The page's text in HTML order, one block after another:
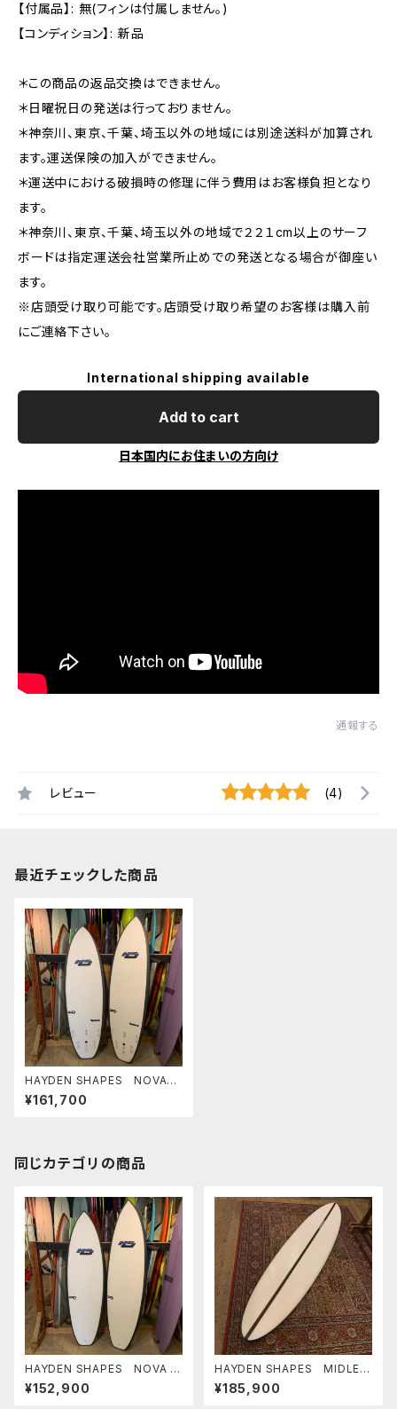
【付属品】: 無(フィンは付属しません。)
【コンディション】: 新品
＊この商品の返品交換はできません。
＊日曜祝日の発送は行っておりません。
＊神奈川、東京、千葉、埼玉以外の地域には別途送料が加算され
ます。運送保険の加入ができません。
＊運送中における破損時の修理に伴う費用はお客様負担となり
ます。
＊神奈川、東京、千葉、埼玉以外の地域で２２１cm以上のサーフ
ボードは指定運送会社営業所止めでの発送となる場合が御座い
ます。
※店頭受け取り可能です。店頭受け取り希望のお客様は購入前
にご連絡下さい。
International shipping available
Add to cart
日本国内にお住まいの方向け
通報する
レビュー (4)
最近チェックした商品
HAYDEN SHAPES NOVA
6'0" FUTURE FLEX ヘイデ
ンシェイプス
¥161,700
同じカテゴリの商品
HAYDEN SHAPES NOVA F
UTURE FLEX ヘイデンシェ
イプス ニューモデル
¥152,900
HAYDEN SHAPES MIDLEN
GTH GLIDER PE 6'10" ヘイ
デンシェイプス ミッドレング
¥185,900